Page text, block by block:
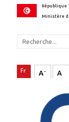
République
Ministère
A- A